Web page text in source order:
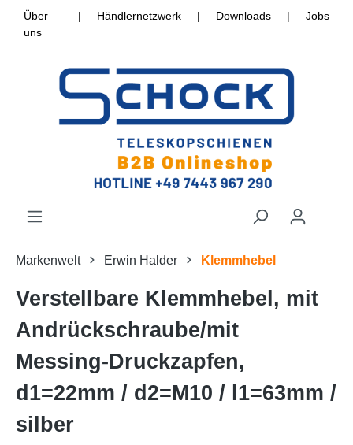
Über
uns
| Händlernetzwerk | Downloads | Jobs
Markenwelt Erwin Halder Klemmhebel
Verstellbare Klemmhebel, mit
Andrückschraube/mit
Messing-Druckzapfen,
d1=22mm / d2=M10 / l1=63mm /
silber